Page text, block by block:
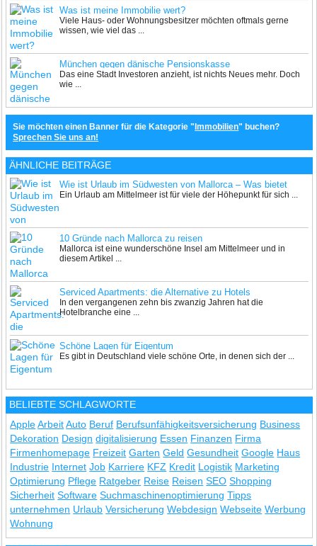
Was ist meine Immobilie wert?
Viele Haus- oder Wohnungsbesitzer möchten oftmals gerne
wissen, wie viel das ...
München gegen dänische Pensionskasse
Das eine Stadt Investoren anzieht, ist nichts Neues mehr. Doch
wie ...
Sie möchten einen Banner für die Kategorie " Immobilien" buchen?
Sprechen Sie uns an!
ÄHNLICHE BEITRÄGE
Wie ist Urlaub im Südwesten von Mallorca – Was bietet
Paguera?
Ein Urlaub am Mittelmeer ist für viele der Höhepunkt für sich ...
10 Gründe nach Mallorca zu reisen
Mallorca ist eine wunderschöne Insel am Mittelmeer und in
diesem Artikel ...
Serviced Apartments: die Alternative zu Hotels
In den vergangenen zehn bis zwanzig Jahren hat die
Hotelbranche eine ...
Schöne Lagen für Eigentum
Es gibt in Deutschland viele schöne Orte, in denen sich der ...
BELIEBTE SCHLAGWORTE
Apple Arbeit Auto Beruf Berufsunfähigkeitsversicherung Business
Dekoration Design digitalisierung Essen Finanzen Firma
Firmenhomepage Freizeit Garten Geld Gesundheit Google Haus
Industrie Internet Job Karriere KFZ Kredit Logistik Marketing
Optimierung Pflege Ratgeber Reise Reisen SEO Shopping
Sicherheit Software Suchmaschinenoptimierung Tipps
unternehmen Urlaub Versicherung Webdesign Webseite Werbung
Wohnung